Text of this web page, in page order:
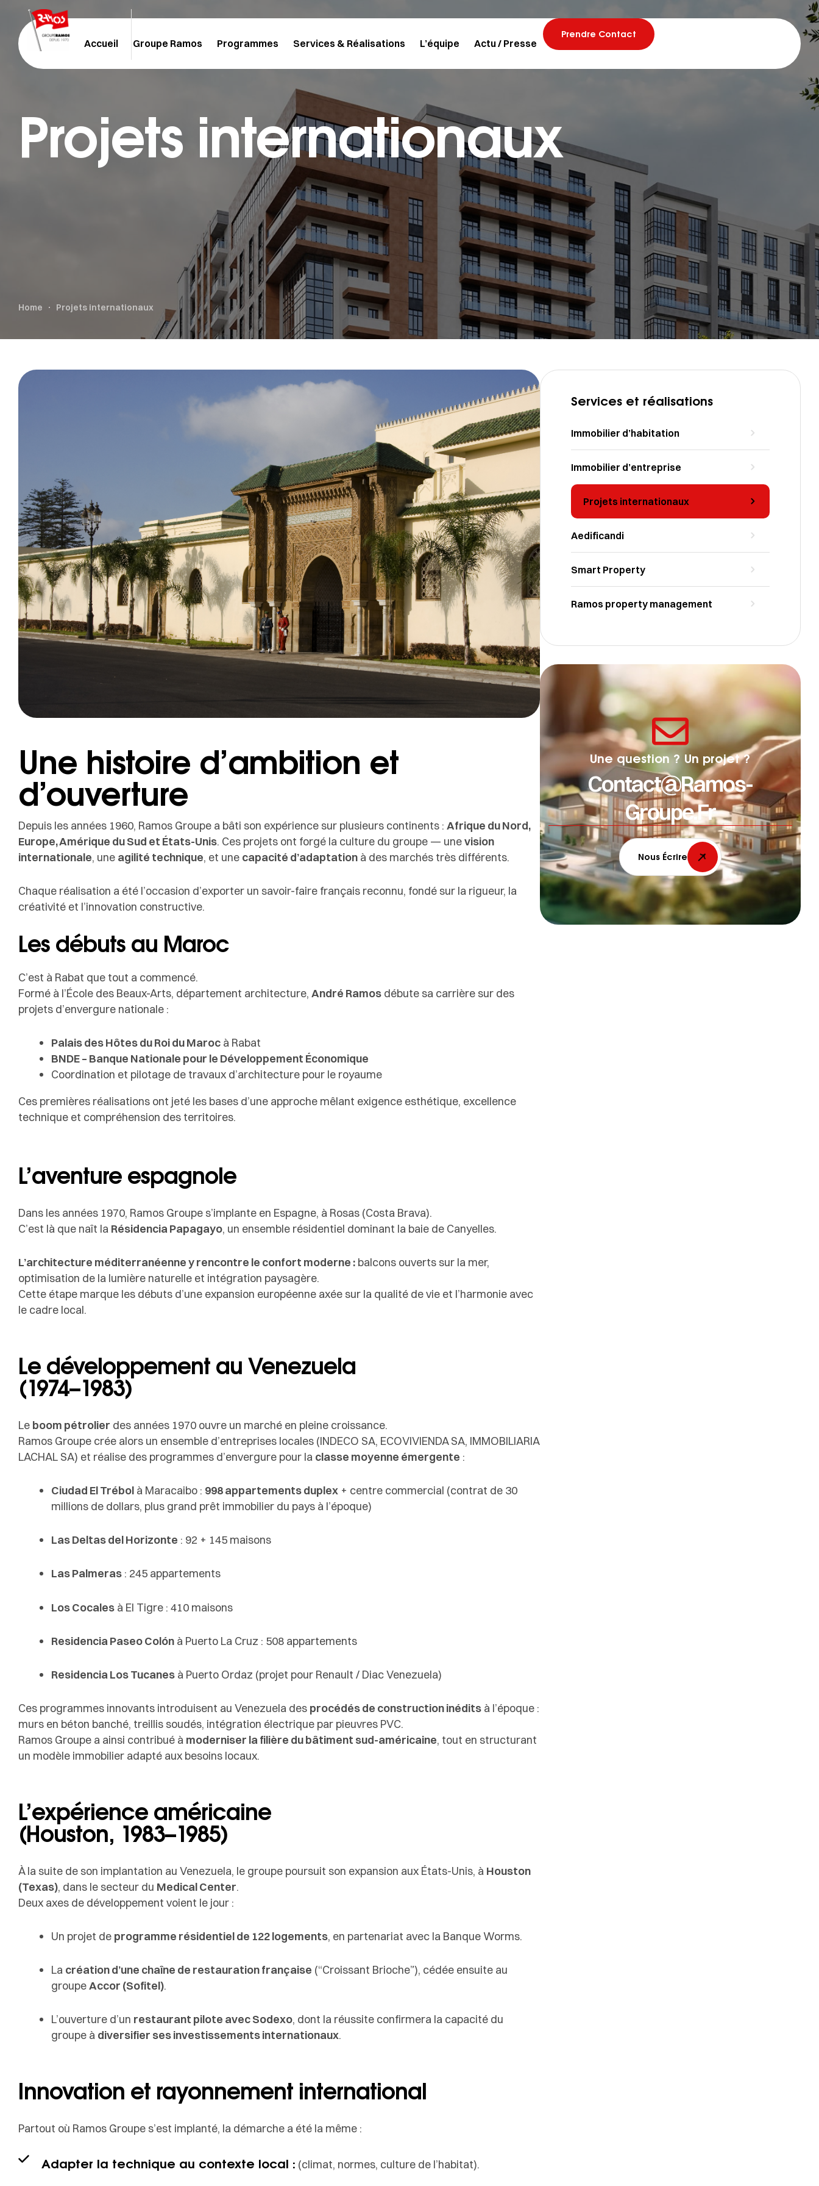
Accueil Groupe Ramos Programmes Services & Réalisations L’équipe Actu / Presse
Prendre Contact
Projets internationaux
Home Projets internationaux
Une histoire d’ambition et
d’ouverture
Depuis les années 1960, Ramos Groupe a bâti son expérience sur plusieurs continents : Afrique du Nord,
Europe, Amérique du Sud et États-Unis. Ces projets ont forgé la culture du groupe — unevision
internationale, une agilité technique, et une capacité d’adaptation à des marchés très différents.
Chaque réalisation a été l’occasion d’exporter un savoir-faire français reconnu, fondé sur la rigueur, la
créativité et l’innovation constructive.
Les débuts au Maroc
C’est à Rabat que tout a commencé.
Formé à l’École des Beaux-Arts, département architecture, André Ramos débute sa carrière sur des
projets d’envergure nationale :
Palais des Hôtes du Roi du Maroc à Rabat
BNDE – Banque Nationale pour le Développement Économique
Coordination et pilotage de travaux d’architecture pour le royaume
Ces premières réalisations ont jeté les bases d’une approche mêlant exigence esthétique, excellence
technique et compréhension des territoires.
L’aventure espagnole
Dans les années 1970, Ramos Groupe s’implante en Espagne, à Rosas (Costa Brava).
C’est là que naît la Résidencia Papagayo, un ensemble résidentiel dominant la baie de Canyelles.
L’architecture méditerranéenne y rencontre le confort moderne : balcons ouverts sur la mer,
optimisation de la lumière naturelle et intégration paysagère.
Cette étape marque les débuts d’une expansion européenne axée sur la qualité de vie et l’harmonie avec
le cadre local.
Le développement au Venezuela
(1974–1983)
Le boom pétrolier des années 1970 ouvre un marché en pleine croissance.
Ramos Groupe crée alors un ensemble d’entreprises locales (INDECO SA, ECOVIVIENDA SA, IMMOBILIARIA
LACHAL SA) et réalise des programmes d’envergure pour la classe moyenne émergente :
Ciudad El Trébol à Maracaibo : 998 appartements duplex + centre commercial (contrat de 30
millions de dollars, plus grand prêt immobilier du pays à l’époque)
Las Deltas del Horizonte : 92 + 145 maisons
Las Palmeras : 245 appartements
Los Cocales à El Tigre : 410 maisons
Residencia Paseo Colón à Puerto La Cruz : 508 appartements
Residencia Los Tucanes à Puerto Ordaz (projet pour Renault / Diac Venezuela)
Ces programmes innovants introduisent au Venezuela des procédés de construction inédits à l’époque :
murs en béton banché, treillis soudés, intégration électrique par pieuvres PVC.
Ramos Groupe a ainsi contribué à moderniser la filière du bâtiment sud-américaine, tout en structurant
un modèle immobilier adapté aux besoins locaux.
L’expérience américaine
(Houston, 1983–1985)
À la suite de son implantation au Venezuela, le groupe poursuit son expansion aux États-Unis, à Houston
(Texas), dans le secteur du Medical Center.
Deux axes de développement voient le jour :
Un projet de programme résidentiel de 122 logements, en partenariat avec la Banque Worms.
La création d’une chaîne de restauration française (“Croissant Brioche”), cédée ensuite au
groupeAccor (Sofitel).
L’ouverture d’un restaurant pilote avec Sodexo, dont la réussite confirmera la capacité du
groupe à diversifier ses investissements internationaux.
Innovation et rayonnement international
Partout où Ramos Groupe s’est implanté, la démarche a été la même :
Adapter la technique au contexte local : (climat, normes, culture de l’habitat).
Services et réalisations
Immobilier d’habitation
Immobilier d’entreprise
Projets internationaux
Aedificandi
Smart Property
Ramos property management
Une question ? Un projet ?
Contact@ramos-
Groupe.fr
Nous Écrire